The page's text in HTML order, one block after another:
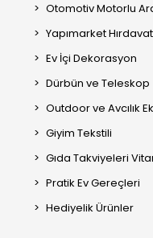
Otomotiv Motorlu
Yapımarket Hırdavat
Ev İçi Dekorasyon
Dürbün ve Teleskop
Outdoor ve Avcılık
Giyim Tekstili
Gıda Takviyeleri
Pratik Ev Gereçleri
Hediyelik Ürünler